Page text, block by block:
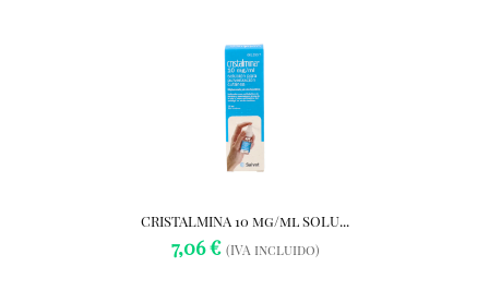
CRISTALMINA 10 mg/ml SOLU...
7,06 € (IVA incluido)